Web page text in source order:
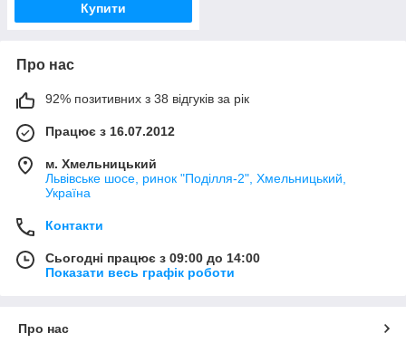
Купити
Про нас
92% позитивних з 38 відгуків за рік
Працює з 16.07.2012
м. Хмельницький
Львівське шосе, ринок "Поділля-2", Хмельницький,
Україна
Контакти
Сьогодні працює з 09:00 до 14:00
Показати весь графік роботи
Про нас